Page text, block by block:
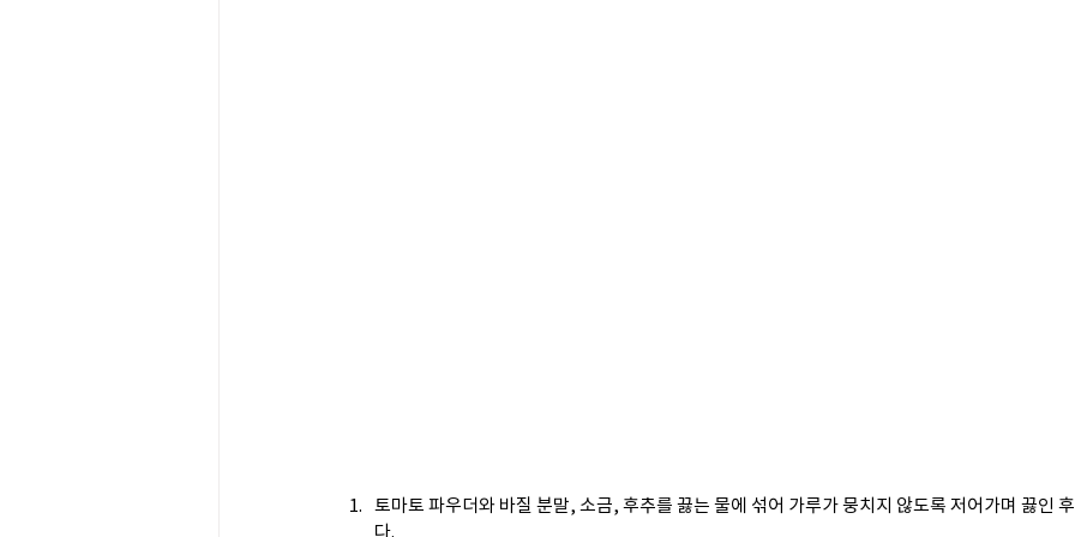
토마토 파우더와 바질 분말, 소금, 후추를 끓는 물에 섞어 가루가 뭉치지 않도록 저어가며 끓인
다.